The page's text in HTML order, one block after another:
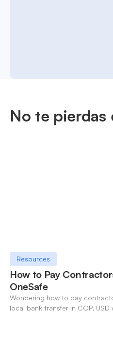
No te pierdas
Resources
How to Pay
OneSafe
Wondering how to pay
local bank transfer in COP,